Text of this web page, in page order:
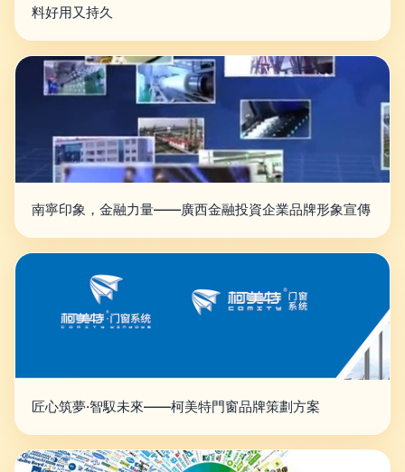
料好用又持久
南寧印象，金融力量——廣西金融投資企業品牌形象宣傳
匠心筑夢·智馭未來——柯美特門窗品牌策劃方案